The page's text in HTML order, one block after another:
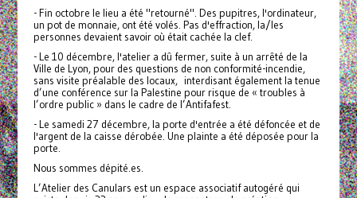
- Fin octobre le lieu a été "retourné". Des pupitres, l'ordinateur,
un pot de monnaie, ont été volés. Pas d'effraction, la/les
personnes devaient savoir où était cachée la clef.
- Le 10 décembre, l'atelier a dû fermer, suite à un arrêté de la
Ville de Lyon, pour des questions de non conformité-incendie,
sans visite préalable des locaux, interdisant également la tenue
d’une conférence sur la Palestine pour risque de « troubles à
l’ordre public » dans le cadre de l’Antifafest.
- Le samedi 27 décembre, la porte d'entrée a été défoncée et de
l'argent de la caisse dérobée. Une plainte a été déposée pour la
porte.
Nous sommes dépité.es.
L’Atelier des Canulars est un espace associatif autogéré qui